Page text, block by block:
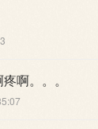
啊。。。